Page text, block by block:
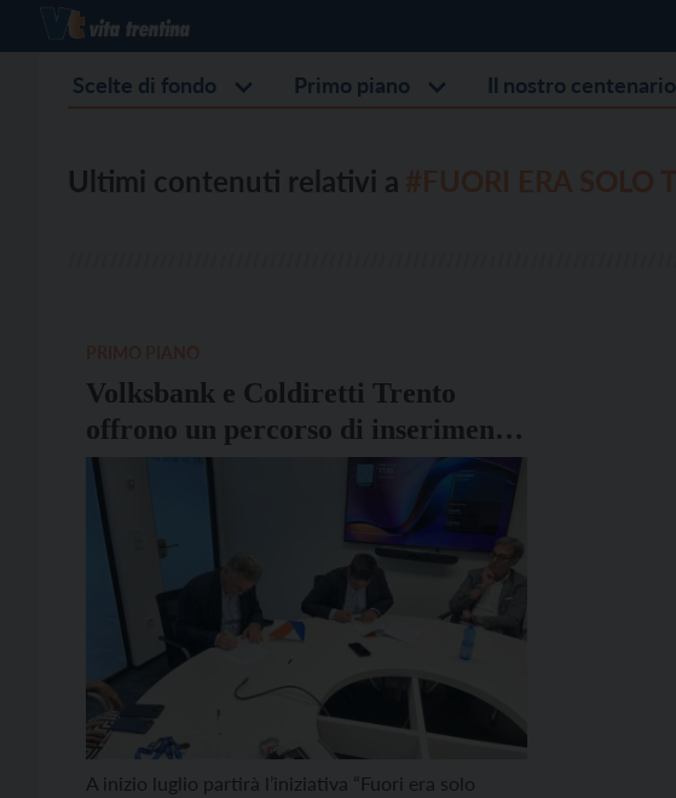
Scelte di fondo Primo piano Il nostro centenario
Ultimi contenuti relativi a
Volksbank e Coldiretti Trento
offrono un percorso di inserimento
lavorativo a tre donne vittime di
violenza
A inizio luglio partirà l’iniziativa “Fuori era solo